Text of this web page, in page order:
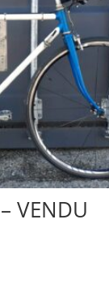
VENDU